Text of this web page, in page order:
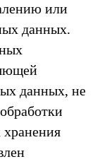
или
данных.
данных, не